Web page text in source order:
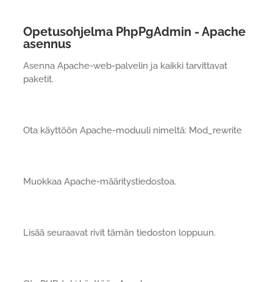
Opetusohjelma PhpPgAdmin - Apache
asennus
Asenna Apache-web-palvelin ja kaikki tarvittavat
paketit.
Ota käyttöön Apache-moduuli nimeltä: Mod_rewrite
Muokkaa Apache-määritystiedostoa.
Lisää seuraavat rivit tämän tiedoston loppuun.